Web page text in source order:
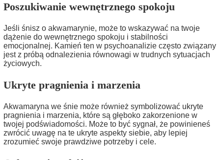
Poszukiwanie wewnętrznego spokoju
Jeśli śnisz o akwamarynie, może to wskazywać na twoje
dążenie do wewnętrznego spokoju i stabilności
emocjonalnej. Kamień ten w psychoanalizie często związany
jest z próbą odnalezienia równowagi w trudnych sytuacjach
życiowych.
Ukryte pragnienia i marzenia
Akwamaryna we śnie może również symbolizować ukryte
pragnienia i marzenia, które są głęboko zakorzenione w
twojej podświadomości. Może to być sygnał, że powinieneś
zwrócić uwagę na te ukryte aspekty siebie, aby lepiej
zrozumieć swoje prawdziwe potrzeby i cele.